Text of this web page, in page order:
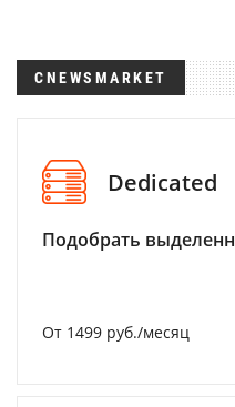
CNEWSMARKET
Dedicated
Подобрать
От 1499 руб./месяц